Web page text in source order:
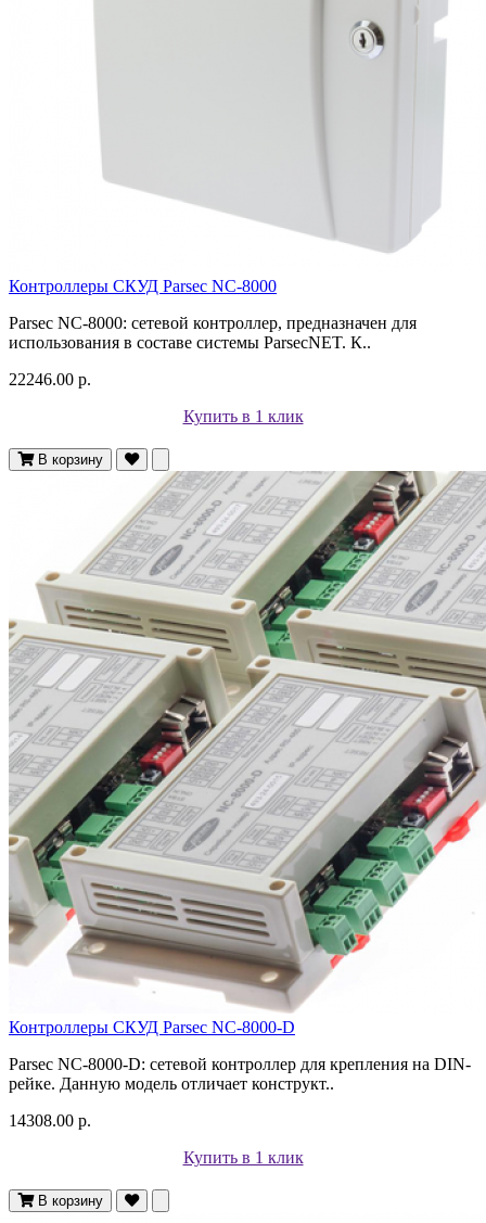
Контроллеры СКУД Parsec NC-8000
Parsec NC-8000: сетевой контроллер, предназначен для
использования в составе системы ParsecNET. К..
22246.00 р.
Купить в 1 клик
В корзину
Контроллеры СКУД Parsec NC-8000-D
Parsec NC-8000-D: сетевой контроллер для крепления на DIN-
рейке. Данную модель отличает конструкт..
14308.00 р.
Купить в 1 клик
В корзину